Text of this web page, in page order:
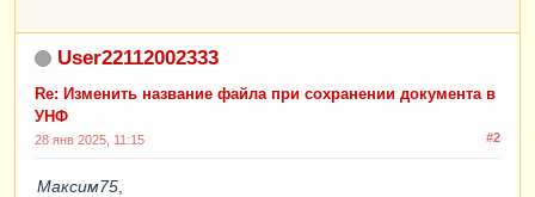
Запрос.УстановитьПараметр
Запрос.Выполнить().Выбрать ();
ПараметрыДляВставки
User22112002333
Re: Изменить название файла при сохранении документа в
УНФ
#2
28 янв 2025, 11:15
Максим75